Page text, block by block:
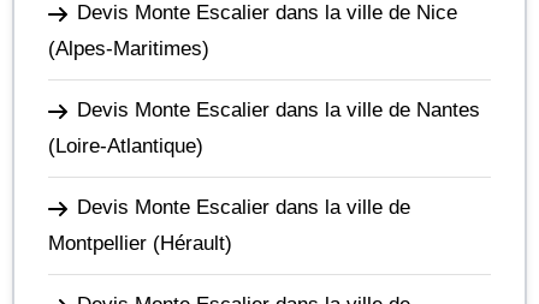
Devis Monte Escalier dans la ville de Nice
(Alpes-Maritimes)
Devis Monte Escalier dans la ville de Nantes
(Loire-Atlantique)
Devis Monte Escalier dans la ville de
Montpellier (Hérault)